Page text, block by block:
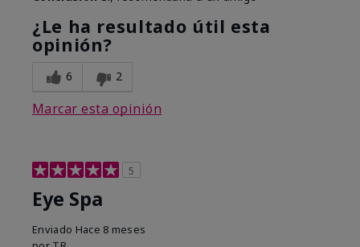
¿Le ha resultado útil esta
opinión?
6 2
Marcar esta opinión
5
Eye Spa
Enviado Hace 8 meses